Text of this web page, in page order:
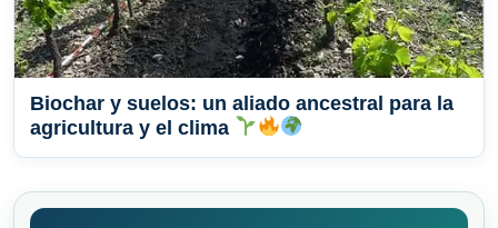
Biochar y suelos: un aliado ancestral para la
agricultura y el clima